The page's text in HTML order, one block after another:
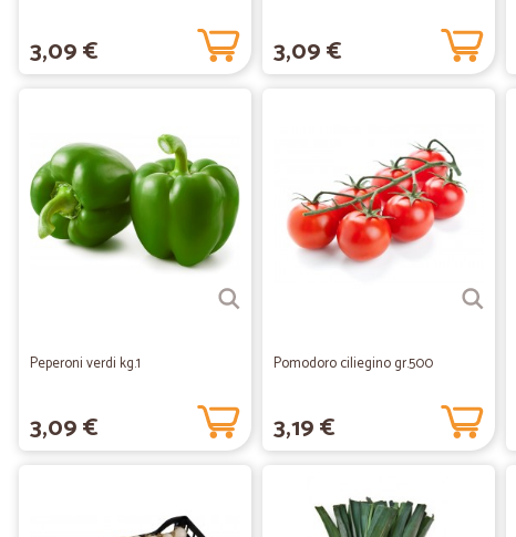
3,09 € 3,09 €
Peperoni verdi kg.1
3,09 €
Pomodoro ciliegino gr.500
3,19 €